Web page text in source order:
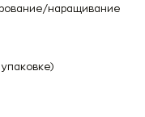
наращивание